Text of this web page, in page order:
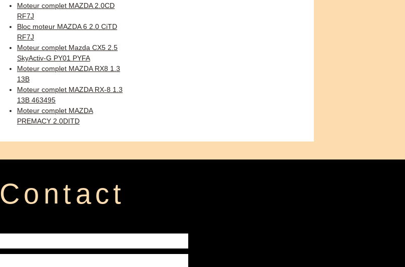
Moteur complet MAZDA 2.0CD
RF7J
Bloc moteur MAZDA 6 2.0 CiTD
RF7J
Moteur complet Mazda CX5 2.5
SkyActiv-G PY01 PYFA
Moteur complet MAZDA RX8 1.3
13B
Moteur complet MAZDA RX-8 1.3
13B 463495
Moteur complet MAZDA
PREMACY 2.0DITD
Contact